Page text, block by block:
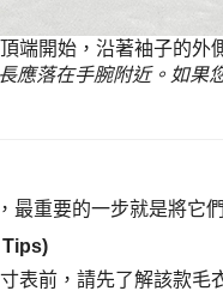
端開始，沿著袖子的外
應落在手腕附近。如果
最重要的一步就是將它
Tips)
表前，請先了解該款毛